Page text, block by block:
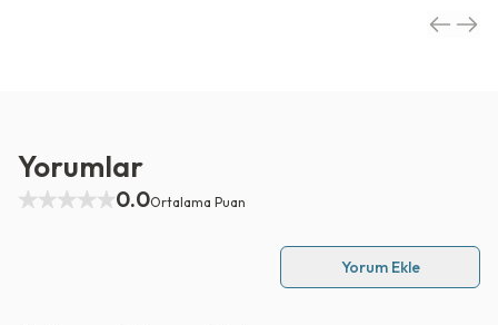
Yorumlar
0.0Ortalama Puan
Yorum Ekle